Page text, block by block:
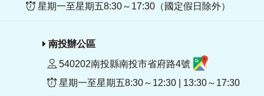
星期一至星期五8:30～17:30（國定假日除外）
南投辦公區
540202南投縣南投市省府路4號
星期一至星期五8:30～12:30 | 13:30～17:30